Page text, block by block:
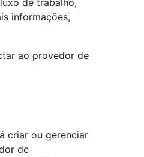
de trabalho,
informações,
ao provedor de
criar ou gerenciar
de